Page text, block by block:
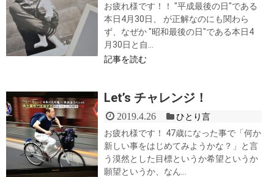
お疲れ様です！！ "平成最後の日"である
本日4月30日、 が正解なのにも関わら
ず、なぜか "昭和最後の日"である本日4
月30日と自...
記事を読む
Let’s チャレンジ！
2019.4.26
ひとり言
お疲れ様です！ 47歳になった事で「何か
新しい事をはじめてみようかな？」と言
う漠然とした目標というか希望というか
願望というか、なん...